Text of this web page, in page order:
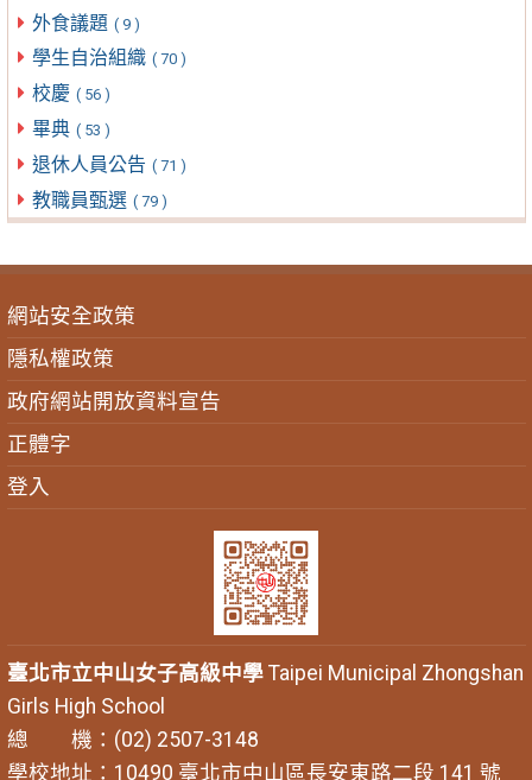
外食議題 ( 9 )
學生自治組織 ( 70 )
校慶 ( 56 )
畢典 ( 53 )
退休人員公告 ( 71 )
教職員甄選 ( 79 )
網站安全政策
隱私權政策
政府網站開放資料宣告
正體字
登入
臺北市立中山女子高級中學Taipei Municipal Zhongshan
Girls High School
總 機：(02) 2507-3148
學校地址：10490 臺北市中山區長安東路二段 141 號